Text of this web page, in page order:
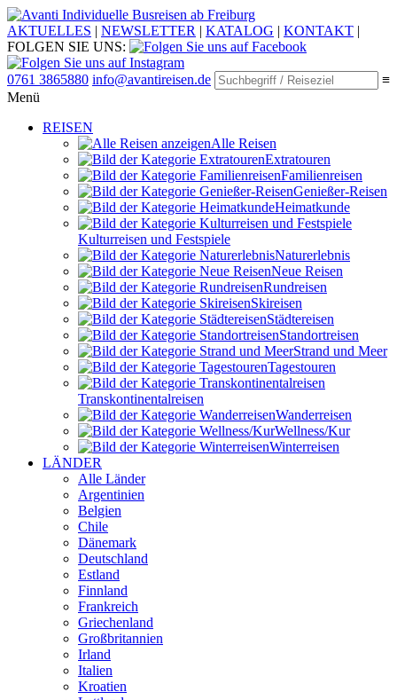
Individuelle Busreisen ab Freiburg
AKTUELLES | NEWSLETTER | KATALOG | KONTAKT |
FOLGEN SIE UNS:
0761 3865880 info@avantireisen.de
≡
Menü
REISEN
Alle Reisen
Extratouren
Familien­reisen
Genießer-Reisen
Heimatkunde
Kultur­reisen und Festspiele
Naturerlebnis
Neue Reisen
Rund­reisen
Ski­reisen
Städte­reisen
Standort­reisen
Strand und Meer
Tagestouren
Transkontinental­reisen
Wander­reisen
Wellness/Kur
Winter­reisen
LÄNDER
Alle Länder
Argentinien
Belgien
Chile
Dänemark
Deutschland
Estland
Finnland
Frankreich
Griechenland
Großbritannien
Irland
Italien
Kroatien